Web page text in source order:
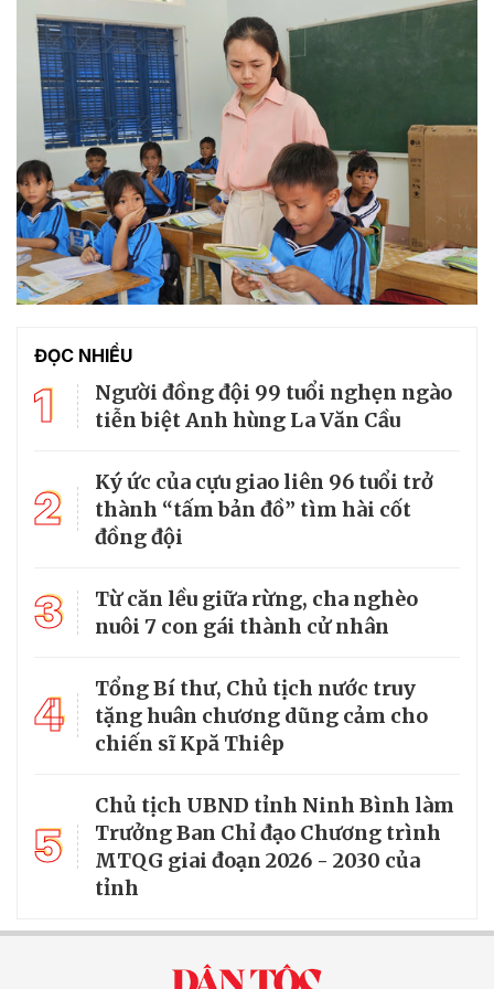
ĐỌC NHIỀU
1
Người đồng đội 99 tuổi nghẹn ngào
tiễn biệt Anh hùng La Văn Cầu
2
Ký ức của cựu giao liên 96 tuổi trở
thành “tấm bản đồ” tìm hài cốt
đồng đội
3
Từ căn lều giữa rừng, cha nghèo
nuôi 7 con gái thành cử nhân
4
Tổng Bí thư, Chủ tịch nước truy
tặng huân chương dũng cảm cho
chiến sĩ Kpă Thiêp
5
Chủ tịch UBND tỉnh Ninh Bình làm
Trưởng Ban Chỉ đạo Chương trình
MTQG giai đoạn 2026 - 2030 của
tỉnh